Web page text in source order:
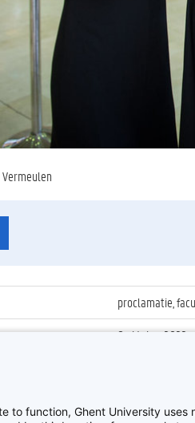
proclamatie,
8 oktober 2022
function, Ghent University